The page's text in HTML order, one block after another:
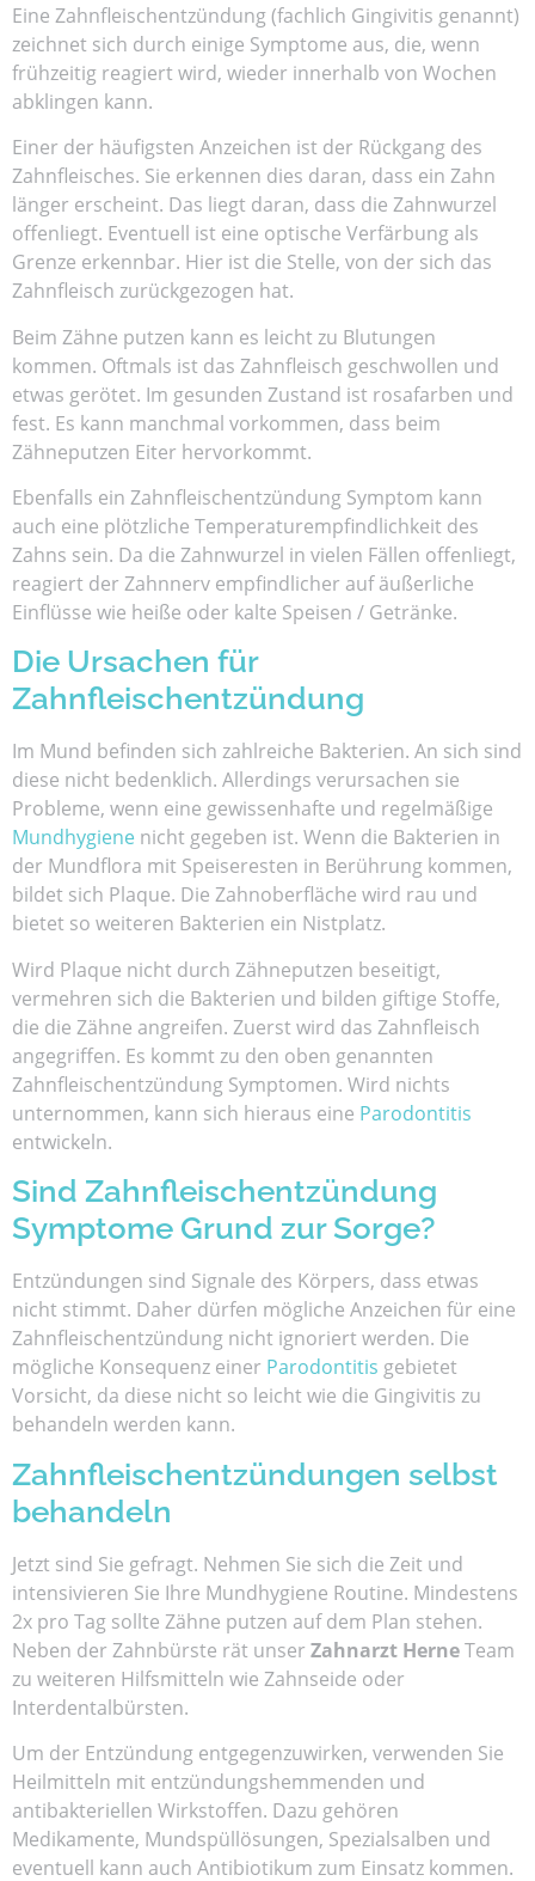
Eine Zahnfleischentzündung (fachlich Gingivitis genannt)
zeichnet sich durch einige Symptome aus, die, wenn
frühzeitig reagiert wird, wieder innerhalb von Wochen
abklingen kann.
Einer der häufigsten Anzeichen ist der Rückgang des
Zahnfleisches. Sie erkennen dies daran, dass ein Zahn
länger erscheint. Das liegt daran, dass die Zahnwurzel
offenliegt. Eventuell ist eine optische Verfärbung als
Grenze erkennbar. Hier ist die Stelle, von der sich das
Zahnfleisch zurückgezogen hat.
Beim Zähne putzen kann es leicht zu Blutungen
kommen. Oftmals ist das Zahnfleisch geschwollen und
etwas gerötet. Im gesunden Zustand ist rosafarben und
fest. Es kann manchmal vorkommen, dass beim
Zähneputzen Eiter hervorkommt.
Ebenfalls ein Zahnfleischentzündung Symptom kann
auch eine plötzliche Temperaturempfindlichkeit des
Zahns sein. Da die Zahnwurzel in vielen Fällen offenliegt,
reagiert der Zahnnerv empfindlicher auf äußerliche
Einflüsse wie heiße oder kalte Speisen / Getränke.
Die Ursachen für
Zahnfleischentzündung
Im Mund befinden sich zahlreiche Bakterien. An sich sind
diese nicht bedenklich. Allerdings verursachen sie
Probleme, wenn eine gewissenhafte und regelmäßige
Mundhygiene nicht gegeben ist. Wenn die Bakterien in
der Mundflora mit Speiseresten in Berührung kommen,
bildet sich Plaque. Die Zahnoberfläche wird rau und
bietet so weiteren Bakterien ein Nistplatz.
Wird Plaque nicht durch Zähneputzen beseitigt,
vermehren sich die Bakterien und bilden giftige Stoffe,
die die Zähne angreifen. Zuerst wird das Zahnfleisch
angegriffen. Es kommt zu den oben genannten
Zahnfleischentzündung Symptomen. Wird nichts
unternommen, kann sich hieraus eine Parodontitis
entwickeln.
Sind Zahnfleischentzündung
Symptome Grund zur Sorge?
Entzündungen sind Signale des Körpers, dass etwas
nicht stimmt. Daher dürfen mögliche Anzeichen für eine
Zahnfleischentzündung nicht ignoriert werden. Die
mögliche Konsequenz einer Parodontitis gebietet
Vorsicht, da diese nicht so leicht wie die Gingivitis zu
behandeln werden kann.
Zahnfleischentzündungen selbst
behandeln
Jetzt sind Sie gefragt. Nehmen Sie sich die Zeit und
intensivieren Sie Ihre Mundhygiene Routine. Mindestens
2x pro Tag sollte Zähne putzen auf dem Plan stehen.
Neben der Zahnbürste rät unser Zahnarzt HerneTeam
zu weiteren Hilfsmitteln wie Zahnseide oder
Interdentalbürsten.
Um der Entzündung entgegenzuwirken, verwenden Sie
Heilmitteln mit entzündungshemmenden und
antibakteriellen Wirkstoffen. Dazu gehören
Medikamente, Mundspüllösungen, Spezialsalben und
eventuell kann auch Antibiotikum zum Einsatz kommen.